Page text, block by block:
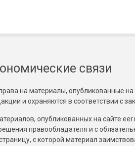
связи
на материалы, опубликованные на
и охраняются в соответствии с
опубликованных на сайте
правообладателя и с
с которой материал